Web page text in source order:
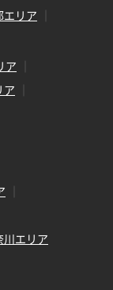
エリア
ア
ア
川エリア